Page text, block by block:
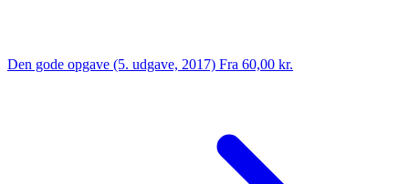
Den gode opgave (5. udgave, 2017) Fra 60,00 kr.